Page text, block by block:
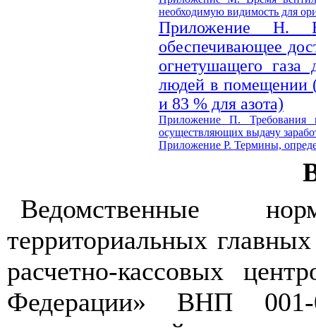
необходимую видимость для
Приложение Н.
обеспечивающее
огнетушащего газа
людей в помещении
и 83 % для азота)
Приложение П. Требования
осуществляющих выдачу
Приложение Р. Термины,
Ведомственные
территориальных
расчетно-кассовых
Федерации» ВНП 001-